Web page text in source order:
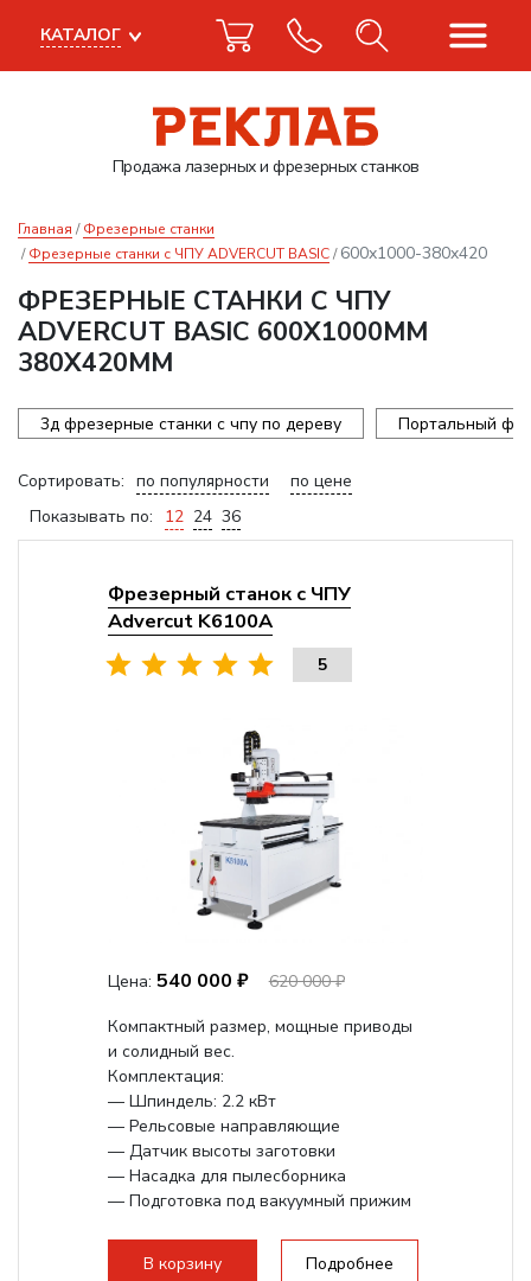
Продажа лазерныхи фрезерных станков
КАТАЛОГ
Главная
Фрезерные станки
Фрезерные станки с ЧПУ ADVERCUT BASIC
600x1000-380x420
ФРЕЗЕРНЫЕ СТАНКИ С ЧПУ
ADVERCUT BASIC 600X1000ММ
380X420ММ
3д фрезерные станки с чпу по дереву Портальный
Сортировать: по популярности
по цене
Показывать по:
12 24 36
Фрезерный станок с ЧПУ
Advercut K6100A
5
Цена: 540 000 ₽
620 000 ₽
Компактный размер, мощные приводы
и солидный вес.
Комплектация:
— Шпиндель: 2.2 кВт
— Рельсовые направляющие
— Датчик высоты заготовки
— Насадка для пылесборника
— Подготовка под вакуумный прижим
В корзину Подробнее